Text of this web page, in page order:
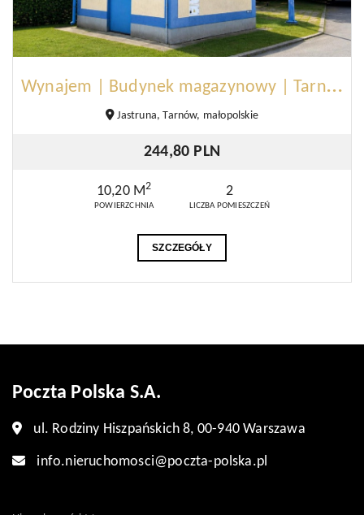
W
ynajem | Budynek magazynowy | Tarnów
Jastruna, Tarnów, małopolskie
244,80 PLN
10,20 M2
POWIERZCHNIA
2
LICZBA POMIESZCZEŃ
SZCZEGÓŁY
Poczta Polska S.A.
ul. Rodziny Hiszpańskich 8, 00-940 Warszawa
info.nieruchomosci@poczta-polska.pl